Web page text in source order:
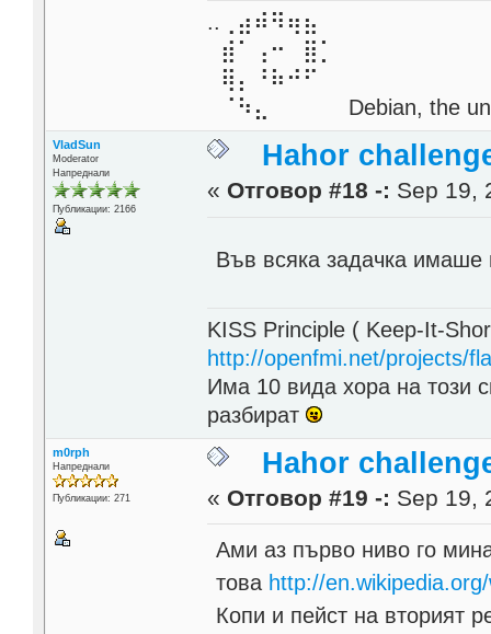
..⢀⣴⠾⠻⢶⣦⠀
⣾⠁⢠⠒⠀⣿⡁
⢿⡄⠘⠷⠚⠋
⠈⠳⣄⠀⠀⠀⠀ Debian, the
VladSun
Moderator
Напреднали
Публикации: 2166
Hahor
« Отговор #18 -: Sep 19,
Във всяка задачка
KISS Principle ( Keep-It-
http://openfmi.net/projects/
Има 10 вида хора на този
разбират
m0rph
Напреднали
Публикации: 271
Hahor
« Отговор #19 -: Sep 19,
Ами аз първо ниво го
това http://
Копи и пейст на вторият